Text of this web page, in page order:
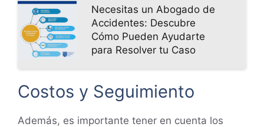
Necesitas un Abogado de
Accidentes: Descubre
Cómo Pueden Ayudarte
para Resolver tu Caso
Costos y Seguimiento
Además, es importante tener en cuenta los